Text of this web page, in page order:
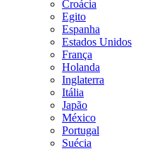
Croácia
Egito
Espanha
Estados Unidos
França
Holanda
Inglaterra
Itália
Japão
México
Portugal
Suécia